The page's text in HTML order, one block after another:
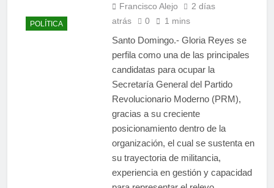
POLÍTICA
Francisco Alejo
2 días
atrás
0 1 mins
Santo Domingo.- Gloria Reyes se
perfila como una de las principales
candidatas para ocupar la
Secretaría General del Partido
Revolucionario Moderno (PRM),
gracias a su creciente
posicionamiento dentro de la
organización, el cual se sustenta en
su trayectoria de militancia,
experiencia en gestión y capacidad